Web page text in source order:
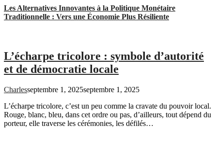
Les Alternatives Innovantes à la Politique Monétaire
Traditionnelle : Vers une Économie Plus Résiliente
L’écharpe tricolore : symbole d’autorité
et de démocratie locale
Charlesseptembre 1, 2025septembre 1, 2025
L’écharpe tricolore, c’est un peu comme la cravate du pouvoir local.
Rouge, blanc, bleu, dans cet ordre ou pas, d’ailleurs, tout dépend du
porteur, elle traverse les cérémonies, les défilés…